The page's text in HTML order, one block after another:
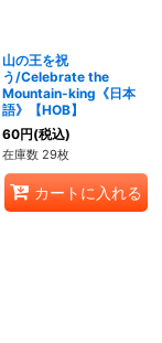
山の王を祝
う/Celebrate the
Mountain-king《日本
語》【HOB】
60円(税込)
在庫数 29枚
カートに入れる